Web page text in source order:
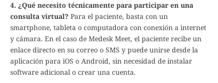
4. ¿Qué necesito técnicamente para participar en una
consulta virtual? Para el paciente, basta con un
smartphone, tableta o computadora con conexión a internet
y cámara. En el caso de Medesk Meet, el paciente recibe un
enlace directo en su correo o SMS y puede unirse desde la
aplicación para iOS o Android, sin necesidad de instalar
software adicional o crear una cuenta.